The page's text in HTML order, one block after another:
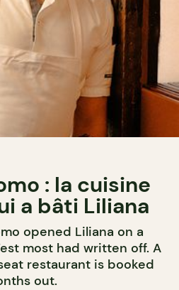
: la cuisine
a bâti Liliana
opened Liliana on a
most had written off. A
restaurant is booked
out.